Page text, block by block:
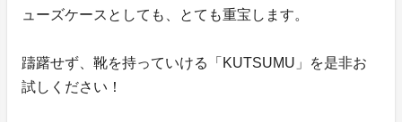
ューズケースとしても、とても重宝します。
躊躇せず、靴を持っていける「KUTSUMU」を是非お
試しください！